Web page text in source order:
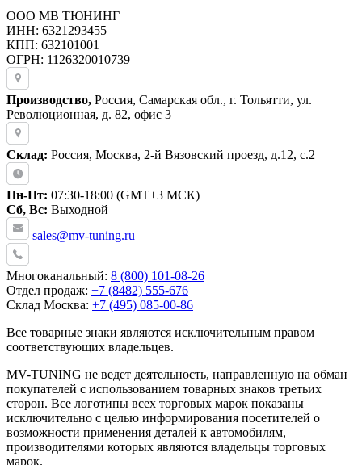
ООО МВ ТЮНИНГ
ИНН: 6321293455
КПП: 632101001
ОГРН: 1126320010739
Производство, Россия, Самарская обл., г. Тольятти, ул.
Революционная, д. 82, офис 3
Склад: Россия, Москва, 2-й Вязовский проезд, д.12, с.2
Пн-Пт: 07:30-18:00 (GMT+3 МСК)
Сб, Вс: Выходной
sales@mv-tuning.ru
Многоканальный: 8 (800) 101-08-26
Отдел продаж: +7 (8482) 555-676
Склад Москва: +7 (495) 085-00-86
Все товарные знаки являются исключительным правом
соответствующих владельцев.
MV-TUNING не ведет деятельность, направленную на обман
покупателей с использованием товарных знаков третьих
сторон. Все логотипы всех торговых марок показаны
исключительно с целью информирования посетителей о
возможности применения деталей к автомобилям,
производителями которых являются владельцы торговых
марок.